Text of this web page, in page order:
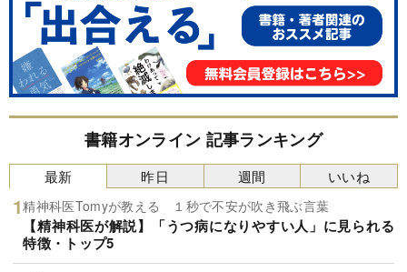
書籍オンライン 記事ランキング
最新
精神科医Tomyが教える １秒で不安が吹き飛ぶ言葉
【精神科医が解説】「うつ病になりやすい人」に見られる
特徴・トップ5
昨日 週間 いいね